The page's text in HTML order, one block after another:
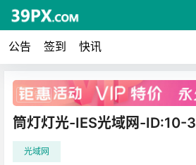
公告 签到 快讯
广告
筒灯灯光-IES光域网-ID:10-3
光域网